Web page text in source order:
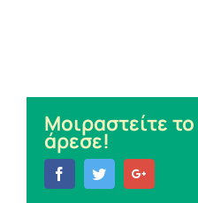
Μοιραστείτε
άρεσε!
FacebookTwitter